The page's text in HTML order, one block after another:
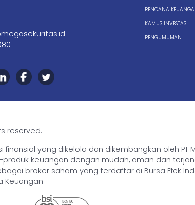
RENCANA
KAMUS INVESTASI
PENGUMUMAN
reserved.
finansial yang dikelola dan dikembangkan oleh
keuangan dengan mudah, aman dan
broker saham yang terdaftar di Bursa Efek
Keuangan